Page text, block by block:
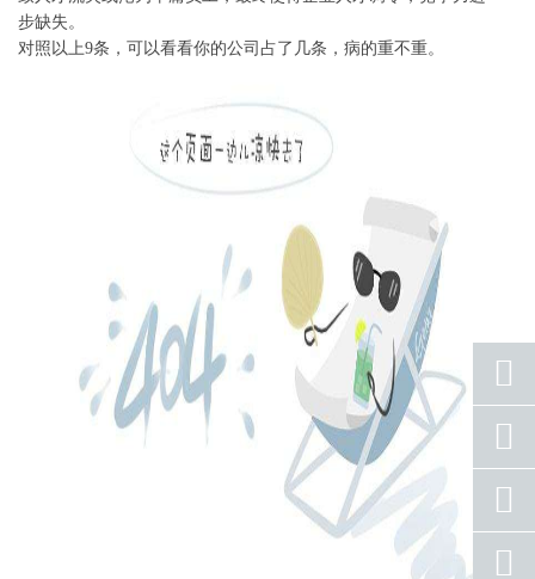
步缺失。
对照以上9条，可以看看你的公司占了几条，病的重不重。
座机
号码
手机
号码
qq
联系